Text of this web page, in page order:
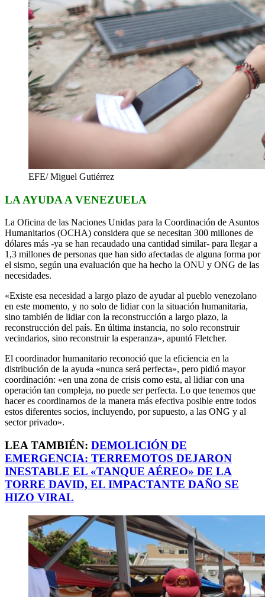
EFE/ Miguel Gutiérrez
LA AYUDA A VENEZUELA
La Oficina de las Naciones Unidas para la Coordinación de Asuntos
Humanitarios (OCHA) considera que se necesitan 300 millones de
dólares más -ya se han recaudado una cantidad similar- para llegar a
1,3 millones de personas que han sido afectadas de alguna forma por
el sismo, según una evaluación que ha hecho la ONU y ONG de las
necesidades.
«Existe esa necesidad a largo plazo de ayudar al pueblo venezolano
en este momento, y no solo de lidiar con la situación humanitaria,
sino también de lidiar con la reconstrucción a largo plazo, la
reconstrucción del país. En última instancia, no solo reconstruir
vecindarios, sino reconstruir la esperanza», apuntó Fletcher.
El coordinador humanitario reconoció que la eficiencia en la
distribución de la ayuda «nunca será perfecta», pero pidió mayor
coordinación: «en una zona de crisis como esta, al lidiar con una
operación tan compleja, no puede ser perfecta. Lo que tenemos que
hacer es coordinarnos de la manera más efectiva posible entre todos
estos diferentes socios, incluyendo, por supuesto, a las ONG y al
sector privado».
LEA TAMBIÉN: DEMOLICIÓN DE
EMERGENCIA: TERREMOTOS DEJARON
INESTABLE EL «TANQUE AÉREO» DE LA
TORRE DAVID, EL IMPACTANTE DAÑO SE
HIZO VIRAL